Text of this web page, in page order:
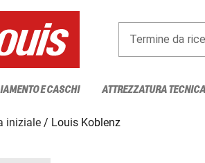
Termine da
E CASCHI ATTREZZATURA
iniziale Louis Koblenz